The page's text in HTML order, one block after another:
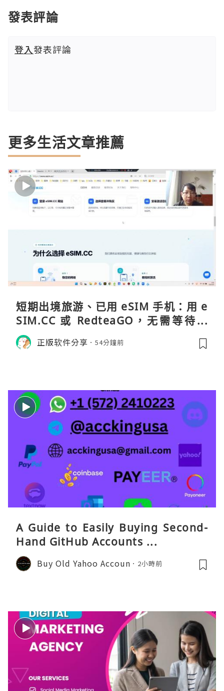
發表評論
登入發表評論
更多生活文章推薦
短期出境旅游、已用 eSIM 手机：用 e
SIM.CC 或 RedteaGO，无需等待收
货。需要“当地号码 + 通话短信”（如
打车、外卖、客户联络）：优先 Redt
正版软件分享 54分鐘前
A Guide to Easily Buying Second-
Hand GitHub Accounts ...
Buy Old Yahoo Accoun 2小時前